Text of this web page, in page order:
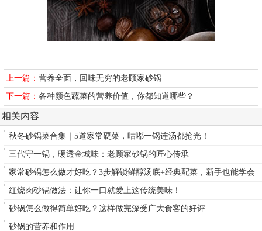
上一篇：营养全面，回味无穷的老顾家砂锅
下一篇：各种颜色蔬菜的营养价值，你都知道哪些？
相关内容
秋冬砂锅菜合集｜5道家常硬菜，咕嘟一锅连汤都抢光！
三代守一锅，暖透金城味：老顾家砂锅的匠心传承
家常砂锅怎么做才好吃？3步解锁鲜醇汤底+经典配菜，新手也能学会
红烧肉砂锅做法：让你一口就爱上这传统美味！
砂锅怎么做得简单好吃？这样做完深受广大食客的好评
砂锅的营养和作用